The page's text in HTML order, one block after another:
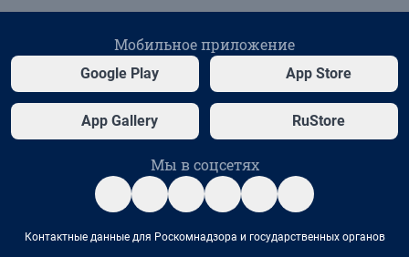
Мобильное приложение
Google Play App Store
App Gallery RuStore
Мы в соцсетях
Контактные данные для Роскомнадзора и государственных органов